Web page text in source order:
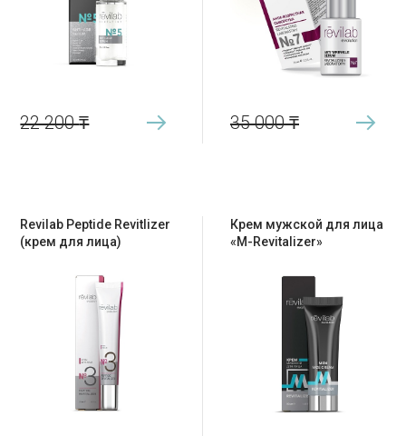
22 200₸ 35 000₸
Revilab Peptide Revitlizer
(крем для лица)
Крем мужской для лица
«M-Revitalizer»